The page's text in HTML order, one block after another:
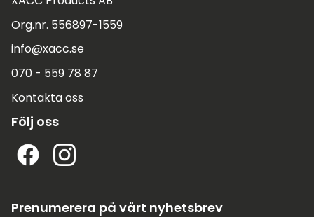
Org.nr. 556897-1559
info@xacc.se
070 - 559 78 87
Kontakta oss
Följ oss
Prenumerera på vårt nyhetsbrev